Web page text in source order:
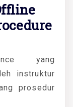
yang
instruktur
prosedur